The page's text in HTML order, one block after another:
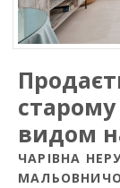
видом
ЧАРІВНА